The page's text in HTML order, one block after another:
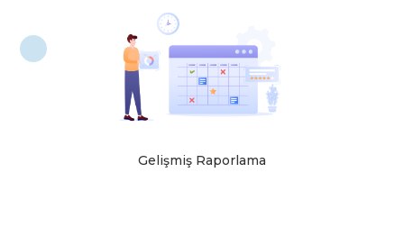
Ziyaretçi Yönetimi Randevu Yönetimi
Gelişmiş Raporlama